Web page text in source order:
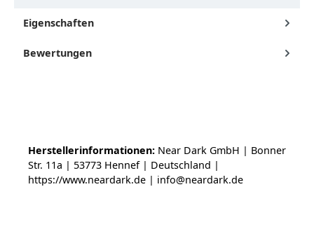
Eigenschaften
Bewertungen
Herstellerinformationen: Near Dark GmbH | Bonner
Str. 11a | 53773 Hennef | Deutschland |
https://www.neardark.de | info@neardark.de